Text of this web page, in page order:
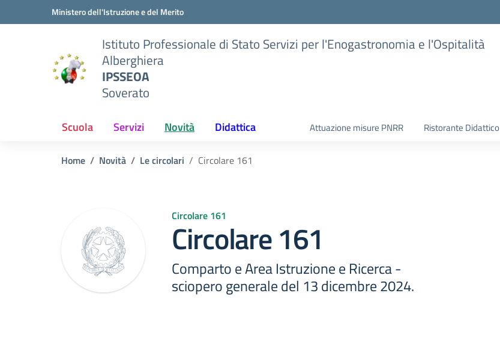
Vai ai contenuti
Vai al menu di navigazioneMinistero dell'Istruzione e del Merito
Istituto Professionale di Stato Servizi per l'Enogastronomia e l'Ospitalità
Alberghiera
IPSSEOA
Soverato
Scuola Servizi Novità Didattica Attuazione misure PNRR Ristorante Didattico
Home Novità Le circolari Circolare 161
Circolare 161
Circolare 161
Comparto e Area Istruzione e Ricerca -
sciopero generale del 13 dicembre 2024.